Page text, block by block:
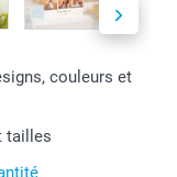
couleurs et
tailles